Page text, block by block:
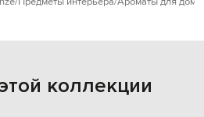
коллекции